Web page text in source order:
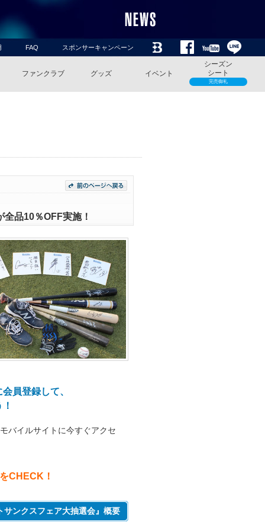
スポンサーキャンペーン
FAQ
シーズン
シート
完売御礼
イベント
グッズ
ファンクラブ
品10％OFF実施！
員登録して、
バイルサイトに今すぐアクセ
CHECK！
ンクスフェア大抽選会』概要